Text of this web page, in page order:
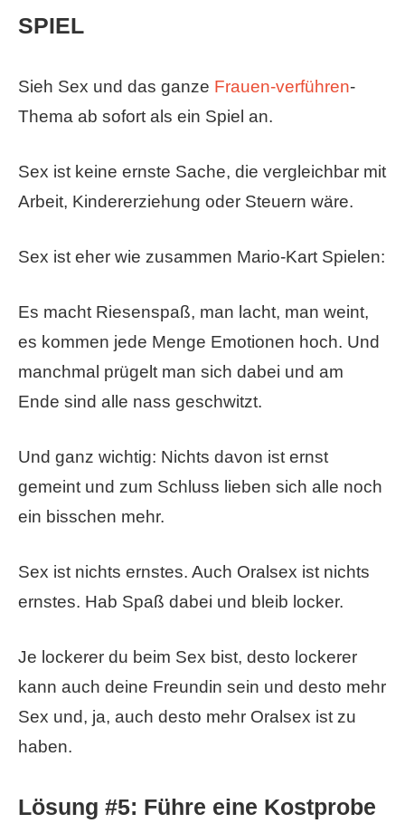
SPIEL
Sieh Sex und das ganze Frauen-verführen-
Thema ab sofort als ein Spiel an.
Sex ist keine ernste Sache, die vergleichbar mit
Arbeit, Kindererziehung oder Steuern wäre.
Sex ist eher wie zusammen Mario-Kart Spielen:
Es macht Riesenspaß, man lacht, man weint,
es kommen jede Menge Emotionen hoch. Und
manchmal prügelt man sich dabei und am
Ende sind alle nass geschwitzt.
Und ganz wichtig: Nichts davon ist ernst
gemeint und zum Schluss lieben sich alle noch
ein bisschen mehr.
Sex ist nichts ernstes. Auch Oralsex ist nichts
ernstes. Hab Spaß dabei und bleib locker.
Je lockerer du beim Sex bist, desto lockerer
kann auch deine Freundin sein und desto mehr
Sex und, ja, auch desto mehr Oralsex ist zu
haben.
Lösung #5: Führe eine Kostprobe